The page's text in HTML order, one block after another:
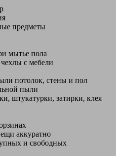
предметы
мытье пола
с мебели
потолок, стены и пол
пыли
штукатурки, затирки, клея
аккуратно
и свободных